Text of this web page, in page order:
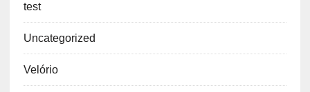
test
Uncategorized
Velório